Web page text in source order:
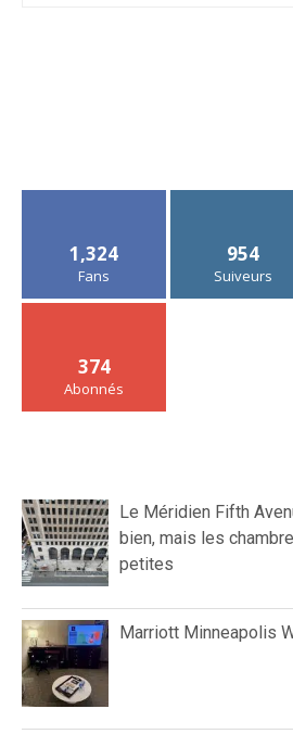
1,324
Fans
954
Suiveurs
374
Abonnés
Le Méridien Fifth
bien, mais les
petites
Marriott Minneapolis